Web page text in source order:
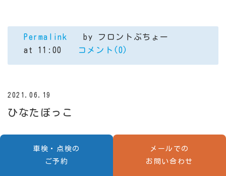
Permalink
by フロントぶちょー
at 11:00
コメント(0)
2021.06.19
ひなたぼっこ
週末は、また天気が悪くなりそうです
そんな中での
車検・点検の
ご予約
メールでの
お問い合わせ